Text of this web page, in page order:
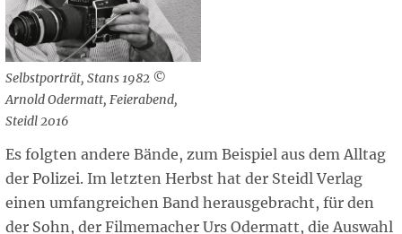
Selbstporträt, Stans 1982 ©
Arnold Odermatt, Feierabend,
Steidl 2016
Es folgten andere Bände, zum Beispiel aus dem Alltag
der Polizei. Im letzten Herbst hat der Steidl Verlag
einen umfangreichen Band herausgebracht, für den
der Sohn, der Filmemacher Urs Odermatt, die Auswahl